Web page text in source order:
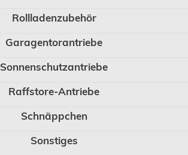
Rollladenzubehör
Garagentorantriebe
Sonnenschutzantriebe
Raffstore-Antriebe
Schnäppchen
Sonstiges